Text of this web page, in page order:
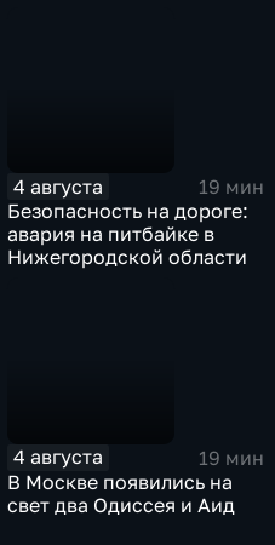
4 августа
19 мин
Безопасность на дороге:
авария на питбайке в
Нижегородской области
4 августа
19 мин
В Москве появились на
свет два Одиссея и Аид